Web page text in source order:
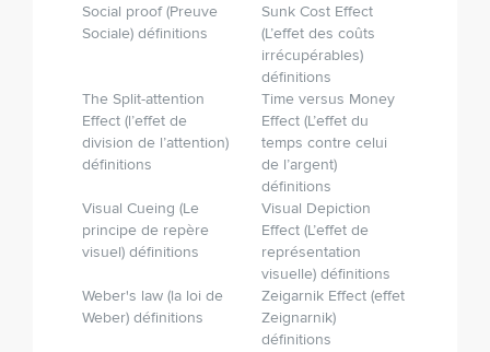
Social proof (Preuve
Sociale) définitions
Sunk Cost Effect
(L’effet des coûts
irrécupérables)
définitions
The Split-attention
Effect (l’effet de
division de l’attention)
définitions
Time versus Money
Effect (L’effet du
temps contre celui
de l’argent)
définitions
Visual Cueing (Le
principe de repère
visuel) définitions
Visual Depiction
Effect (L’effet de
représentation
visuelle) définitions
Weber's law (la loi de
Weber) définitions
Zeigarnik Effect (effet
Zeignarnik)
définitions